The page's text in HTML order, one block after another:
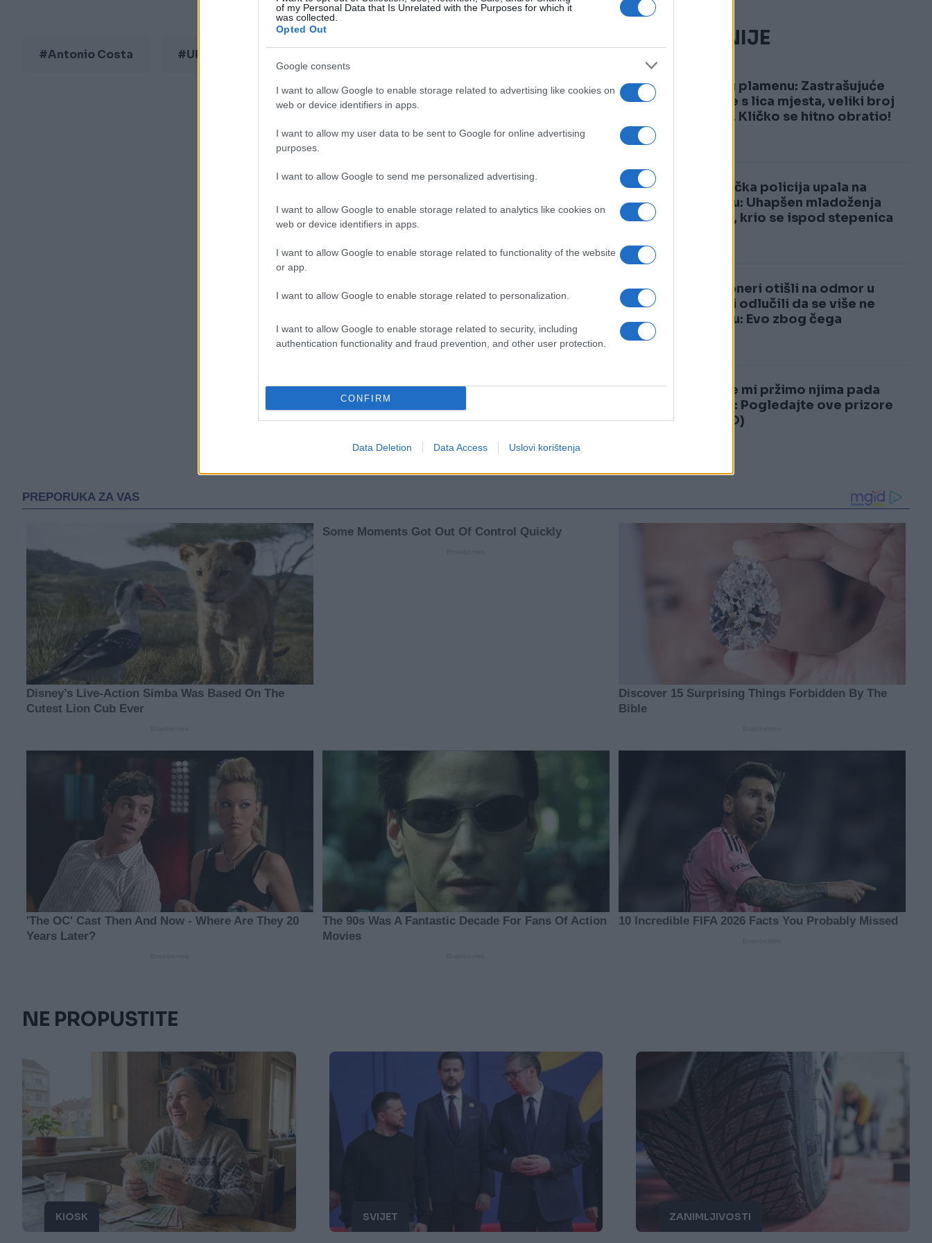
of my Personal Data that Is Unrelated with the Purposes for which it
was collected.
Opted Out
Google consents
I want to allow Google to enable storage related to advertising like cookies on
web or device identifiers in apps.
I want to allow my user data to be sent to Google for online advertising
purposes.
I want to allow Google to send me personalized advertising.
I want to allow Google to enable storage related to analytics like cookies on
web or device identifiers in apps.
I want to allow Google to enable storage related to functionality of the website
or app.
I want to allow Google to enable storage related to personalization.
I want to allow Google to enable storage related to security, including
authentication functionality and fraud prevention, and other user protection.
CONFIRM
Data Deletion Data Access Uslovi korištenja
#Antonio Costa #Ukrajina
NAJČITANIJE
1
Kijev u plamenu: Zastrašujuće
snimke s lica mjesta, veliki broj
žrtava, Kličko se hitno obratio!
2
Njemačka policija upala na
svadbu: Uhapšen mladoženja
Marko, krio se ispod stepenica
3
Penzioneri otišli na odmor u
Italiju i odlučili da se više ne
vraćaju: Evo zbog čega
4
Dok se mi pržimo njima pada
snijeg: Pogledajte ove prizore
(VIDEO)
NE PROPUSTITE
KIOSK SVIJET ZANIMLJIVOSTI